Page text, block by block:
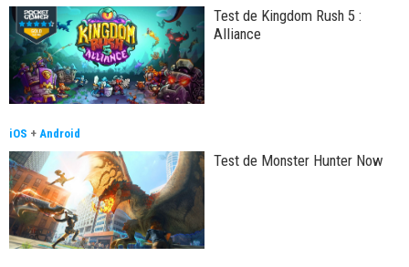
Test de Kingdom Rush 5 :
Alliance
iOS + Android
Test de Monster Hunter Now